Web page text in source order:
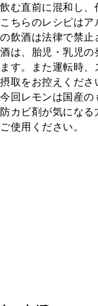
飲む直前に混和し、
こちらのレシピは
の飲酒は法律で禁止
酒は、胎児・乳児の
ます。また運転時
摂取をお控えくださ
今回レモンは国産
防カビ剤が気にな
ご使用ください。